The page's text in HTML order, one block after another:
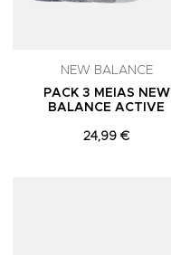
NEW BALANCE
PACK 3 MEIAS NEW
BALANCE ACTIVE
24,99 €